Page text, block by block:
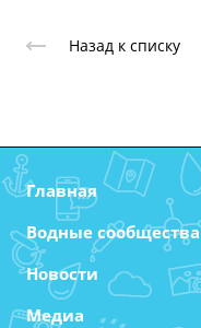
Назад к списку
Главная
Водные сообщества
Новости
Медиа